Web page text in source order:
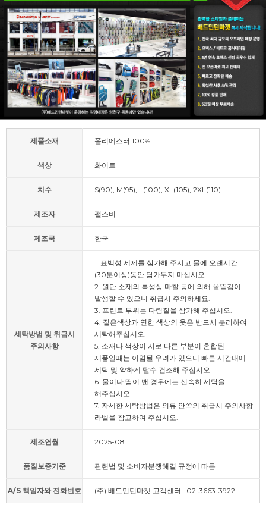
제품소재 폴리에스터 100%
색상 화이트
치수 S(90), M(95), L(100), XL(105), 2XL(110)
제조자 펄스비
제조국 한국
세탁방법 및 취급시
주의사항
1. 표백성 세제를 삼가해 주시고 물에 오랜시간
(30분이상)동안 담가두지 마십시오.
2. 원단 소재의 특성상 마찰 등에 의해 올뜯김이
발생할 수 있으니 취급시 주의하세요.
3. 프린트 부위는 다림질을 삼가해 주십시오.
4. 짙은색상과 연한 색상의 옷은 반드시 분리하여
세탁해주십시오.
5. 소재나 색상이 서로 다른 부분이 혼합된
제품일때는 이염될 우려가 있으니 빠른 시간내에
세탁 및 약하게 탈수 건조해 주십시오.
6. 물이나 땀이 밴 경우에는 신속히 세탁을
해주십시오.
7. 자세한 세탁방법은 의류 안쪽의 취급시 주의사항
라벨을 참고하여 주십시오.
제조연월 2025-08
품질보증기준 관련법 및 소비자분쟁해결 규정에 따름
A/S 책임자와 전화번호 (주) 배드민턴마켓 고객센터 : 02-3663-3922